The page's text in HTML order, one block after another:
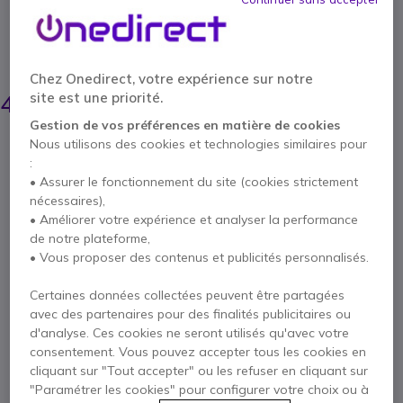
jusqu'à 17,3'' de manière sécurisée et organisez
facilement vos accessoires.
46,15 €
42,95 € HT- 51,54 €
Qté
AJOUTER AU PANIER
Épuisé
1 an de garantie constructeur
Payez en 4 sans frais (12,89 €)Afficher plus
Chez Onedirect, votre expérience sur notre
site est une priorité.
Gestion de vos préférences en matière de cookies
Nous utilisons des cookies et technologies similaires pour
:
• Assurer le fonctionnement du site (cookies strictement
nécessaires),
• Améliorer votre expérience et analyser la performance
de notre plateforme,
• Vous proposer des contenus et publicités personnalisés.
Certaines données collectées peuvent être partagées
avec des partenaires pour des finalités publicitaires ou
d'analyse. Ces cookies ne seront utilisés qu'avec votre
consentement. Vous pouvez accepter tous les cookies en
cliquant sur "Tout accepter" ou les refuser en cliquant sur
"Paramétrer les cookies" pour configurer votre choix ou à